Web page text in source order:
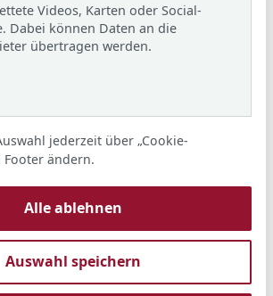
und Kfz-Branche
Adolf-Reichwein-Schule in Langen
des ADAC
Videos, Karten oder Social-
Dabei können Daten an die
übertragen werden.
jederzeit über „Cookie-
Footer ändern.
Alle ablehnen
Auswahl speichern